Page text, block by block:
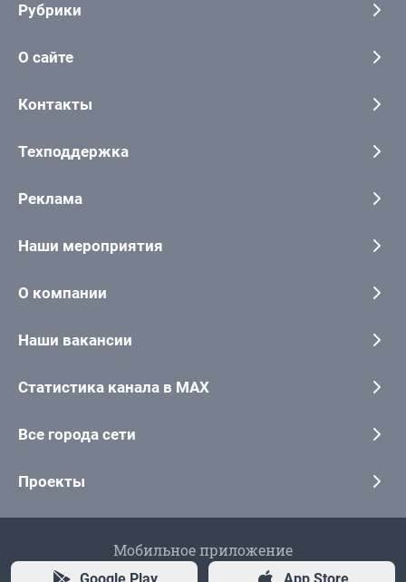
Рубрики
О сайте
Контакты
Техподдержка
Реклама
Наши мероприятия
О компании
Наши вакансии
Статистика канала в MAX
Все города сети
Проекты
Мобильное приложение